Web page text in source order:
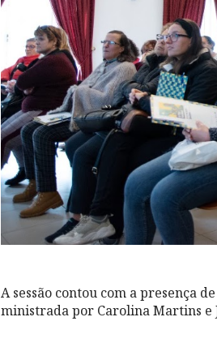
A sessão contou com a presença
ministrada por Carolina Martins e